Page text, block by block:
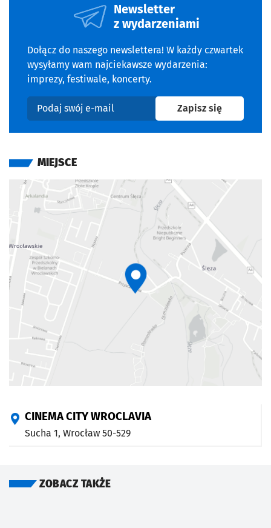
Newsletter
z wydarzeniami
Dołącz do naszego newslettera! W każdy czwartek
wysyłamy wam najciekawsze wydarzenia:
imprezy, festiwale, koncerty.
Podaj swój e-mail
Zapisz sięna
MIEJSCE
CINEMA CITY WROCLAVIA
Sucha 1, Wrocław 50-529
ZOBACZ TAKŻE